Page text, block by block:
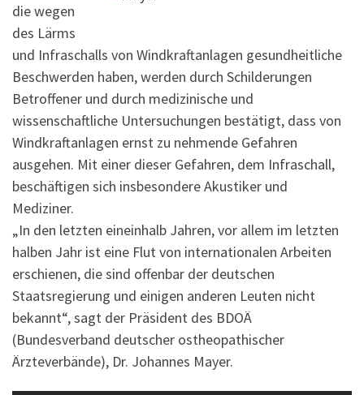
die wegen
des Lärms
und Infraschalls von Windkraftanlagen gesundheitliche
Beschwerden haben, werden durch Schilderungen
Betroffener und durch medizinische und
wissenschaftliche Untersuchungen bestätigt, dass von
Windkraftanlagen ernst zu nehmende Gefahren
ausgehen. Mit einer dieser Gefahren, dem Infraschall,
beschäftigen sich insbesondere Akustiker und
Mediziner.
„In den letzten eineinhalb Jahren, vor allem im letzten
halben Jahr ist eine Flut von internationalen Arbeiten
erschienen, die sind offenbar der deutschen
Staatsregierung und einigen anderen Leuten nicht
bekannt“, sagt der Präsident des BDOÄ
(Bundesverband deutscher ostheopathischer
Ärzteverbände), Dr. Johannes Mayer.